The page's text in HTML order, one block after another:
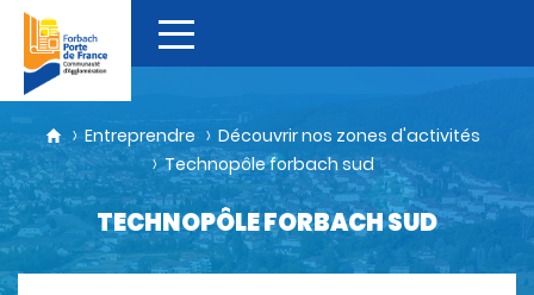
Entreprendre
Découvrir nos zones d'activités
Technopôle forbach sud
TECHNOPÔLE FORBACH SUD